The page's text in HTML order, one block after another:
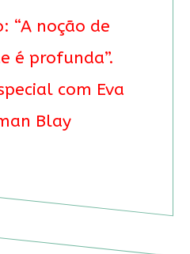
“A noção de
é profunda”.
com Eva
Blay